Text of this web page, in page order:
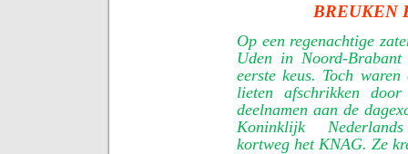
BREUKEN
Op een regenachtige
Uden in Noord-
eerste keus. Toch
lieten afschrikken
deelnamen aan de
Koninklijk
kortweg het KNAG. Ze